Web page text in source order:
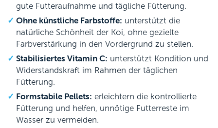
gute Futteraufnahme und tägliche Fütterung.
Ohne künstliche Farbstoffe: unterstützt die
natürliche Schönheit der Koi, ohne gezielte
Farbverstärkung in den Vordergrund zu stellen.
Stabilisiertes Vitamin C: unterstützt Kondition und
Widerstandskraft im Rahmen der täglichen
Fütterung.
Formstabile Pellets: erleichtern die kontrollierte
Fütterung und helfen, unnötige Futterreste im
Wasser zu vermeiden.